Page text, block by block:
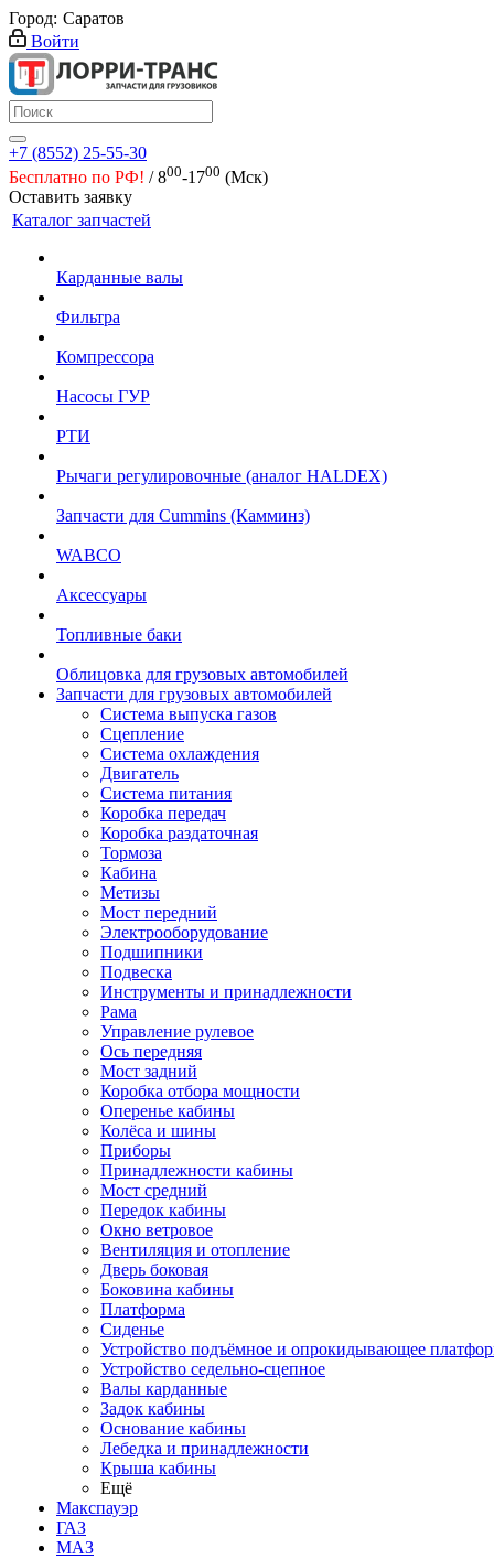
Город: Саратов
Войти
+7 (8552) 25-55-30
Бесплатно по РФ! / 800-1700 (Мск)
Оставить заявку
Каталог запчастей
Карданные валы
Фильтра
Компрессора
Насосы ГУР
РТИ
Рычаги регулировочные (аналог HALDEX)
Запчасти для Cummins (Камминз)
WABCO
Аксессуары
Топливные баки
Облицовка для грузовых автомобилей
Запчасти для грузовых автомобилей
Система выпуска газов
Сцепление
Система охлаждения
Двигатель
Система питания
Коробка передач
Коробка раздаточная
Тормоза
Кабина
Метизы
Мост передний
Электрооборудование
Подшипники
Подвеска
Инструменты и принадлежности
Рама
Управление рулевое
Ось передняя
Мост задний
Коробка отбора мощности
Оперенье кабины
Колёса и шины
Приборы
Принадлежности кабины
Мост средний
Передок кабины
Окно ветровое
Вентиляция и отопление
Дверь боковая
Боковина кабины
Платформа
Сиденье
Устройство подъёмное и опрокидывающее
Устройство седельно-сцепное
Валы карданные
Задок кабины
Основание кабины
Лебедка и принадлежности
Крыша кабины
Ещё
Макспауэр
ГАЗ
МАЗ